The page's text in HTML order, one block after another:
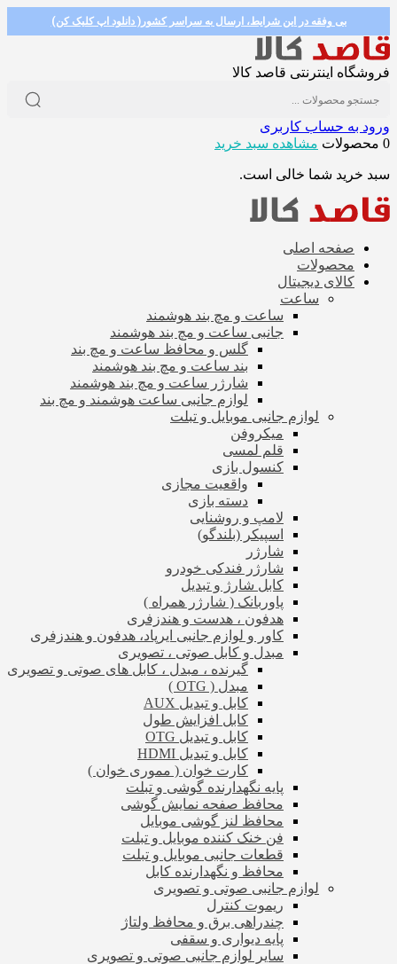
بی وفقه در این شرایط، ارسال به سراسر کشور( دانلود اپ کلیک کن)
فروشگاه اینترنتی قاصد کالا
ورود به حساب کاربری
0 محصولات
مشاهده سبد خرید
سبد خرید شما خالی است.
صفحه اصلی
محصولات
کالای دیجیتال
ساعت
ساعت و مچ بند هوشمند
جانبی ساعت و مچ بند هوشمند
گلس و محافظ ساعت و مچ بند
بند ساعت و مچ بند هوشمند
شارژر ساعت و مچ بند هوشمند
لوازم جانبی ساعت هوشمند و مچ بند
لوازم جانبی موبایل و تبلت
میکروفن
قلم لمسی
کنسول بازی
واقعیت مجازی
دسته بازی
لامپ و روشنایی
اسپیکر (بلندگو)
شارژر
شارژر فندکی خودرو
کابل شارژ و تبدیل
پاوربانک ( شارژر همراه )
هدفون ، هدست و هندزفری
کاور و لوازم جانبی ایرپاد، هدفون و هندزفری
مبدل و کابل صوتی ، تصویری
گیرنده ، مبدل ، کابل های صوتی و تصویری
مبدل ( OTG )
کابل و تبدیل AUX
کابل افزایش طول
کابل و تبدیل OTG
کابل و تبدیل HDMI
کارت خوان ( مموری خوان )
پایه نگهدارنده گوشی و تبلت
محافظ صفحه نمایش گوشی
محافظ لنز گوشی موبایل
فن خنک کننده موبایل و تبلت
قطعات جانبی موبایل و تبلت
محافظ و نگهدارنده کابل
لوازم جانبی صوتی و تصویری
ریموت کنترل
چندراهی برق و محافظ ولتاژ
پایه دیواری و سقفی
سایر لوازم جانبی صوتی و تصویری